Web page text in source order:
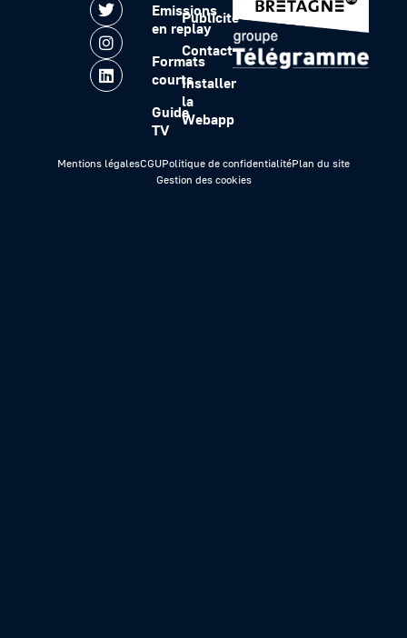
Emissions
en replay
Formats
courts
Guide
TV
Publicité
Contact
Installer
la
Webapp
Mentions légalesCGUPolitique de confidentialitéPlan du site
Gestion des cookies